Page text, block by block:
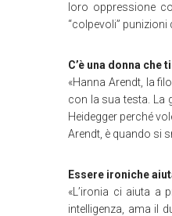
loro oppressione
“colpevoli”
C’è una donna che
«Hanna Arendt, la
con la sua testa. La
Heidegger perché
Arendt, è quando si
Essere ironiche
«L’ironia ci aiuta a
intelligenza, ama il